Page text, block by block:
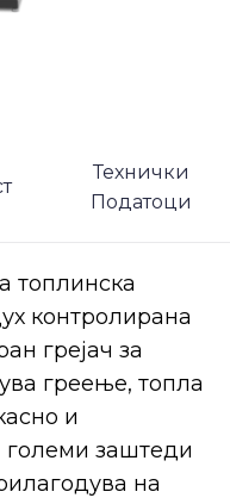
Технички
Податоци
топлинска
контролирана
грејач за
греење, топла
и
големи заштеди
на